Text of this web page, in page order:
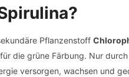
Pflanzenstoff
die grüne Färbung. Nur
versorgen, wachsen und